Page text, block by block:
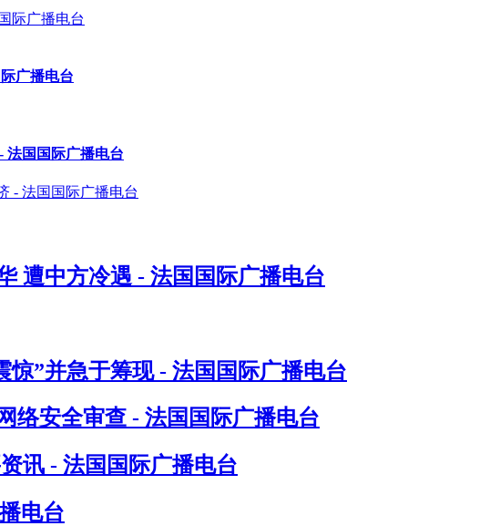
广播电台
法国国际广播电台
遭中方冷遇 - 法国国际广播电台
”并急于筹现 - 法国国际广播电台
络安全审查 - 法国国际广播电台
讯 - 法国国际广播电台
电台